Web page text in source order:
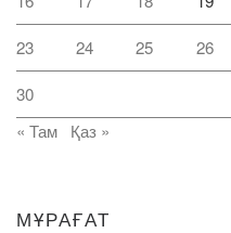
23 24 25 26
30
« Там
Қаз »
МҰРАҒАТ